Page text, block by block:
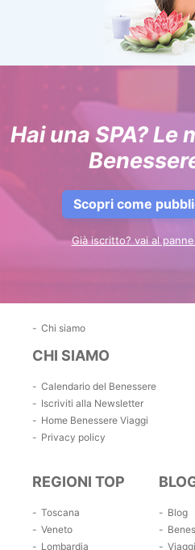
Hai una SPA? Le
Scopri come
Già iscritto? vai al
Chi siamo
CHI SIAMO
Calendario del Benessere
Iscriviti alla Newsletter
Home Benessere Viaggi
Privacy policy
REGIONI TOP
Toscana
Veneto
Lombardia
Blog
Viaggi